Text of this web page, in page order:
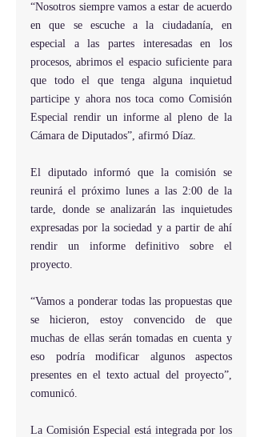
“Nosotros siempre vamos a estar de acuerdo
en que se escuche a la ciudadanía, en
especial a las partes interesadas en los
procesos, abrimos el espacio suficiente para
que todo el que tenga alguna inquietud
participe y ahora nos toca como Comisión
Especial rendir un informe al pleno de la
Cámara de Diputados”, afirmó Díaz.
El diputado informó que la comisión se
reunirá el próximo lunes a las 2:00 de la
tarde, donde se analizarán las inquietudes
expresadas por la sociedad y a partir de ahí
rendir un informe definitivo sobre el
proyecto.
“Vamos a ponderar todas las propuestas que
se hicieron, estoy convencido de que
muchas de ellas serán tomadas en cuenta y
eso podría modificar algunos aspectos
presentes en el texto actual del proyecto”,
comunicó.
La Comisión Especial está integrada por los